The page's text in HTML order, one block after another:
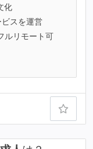
化
スを運営
ルリモート可